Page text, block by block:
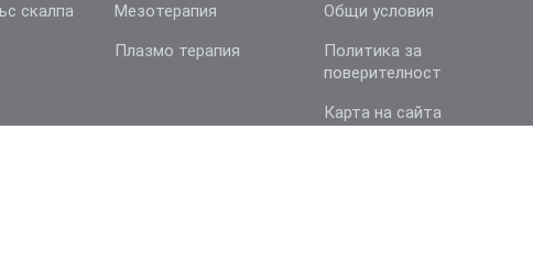
скалпа
Мезотерапия
Плазмо терапия
Общи условия
Политика за
поверителност
Карта на сайта